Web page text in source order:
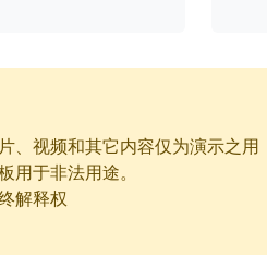
、视频和其它内容仅为演示之用
用于非法用途。
解释权